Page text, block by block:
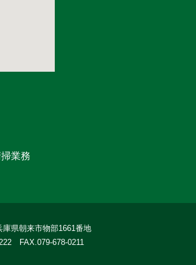
業務
県朝来市物部1661番地
FAX.079-678-0211